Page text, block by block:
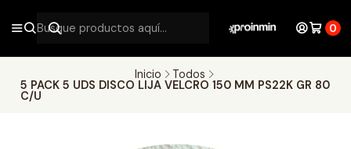
0
Inicio
Todos
5 PACK 5 UDS DISCO LIJA VELCRO 150 MM PS22K GR 80
C/U